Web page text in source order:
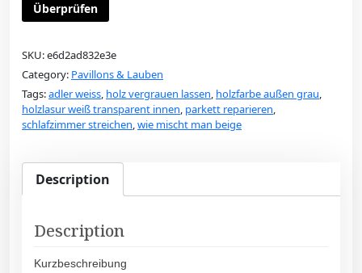
Überprüfen
SKU:e6d2ad832e3e
Category: Pavillons & Lauben
Tags:adler weiss, holz vergrauen lassen, holzfarbe außen grau,
holzlasur weiß transparent innen, parkett reparieren,
schlafzimmer streichen,wie mischt man beige
Description
Description
Kurzbeschreibung